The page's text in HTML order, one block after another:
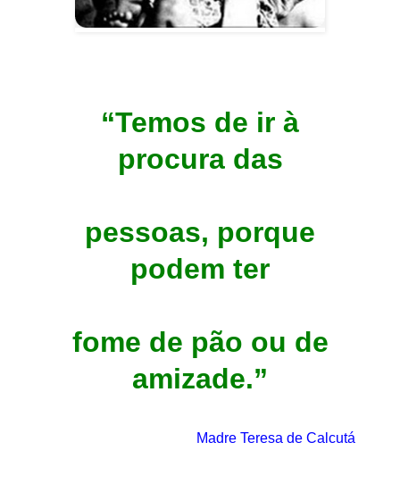
“Temos de ir à
procura das
pessoas, porque
podem ter
fome de pão ou de
amizade.”
Madre Teresa de Calcutá